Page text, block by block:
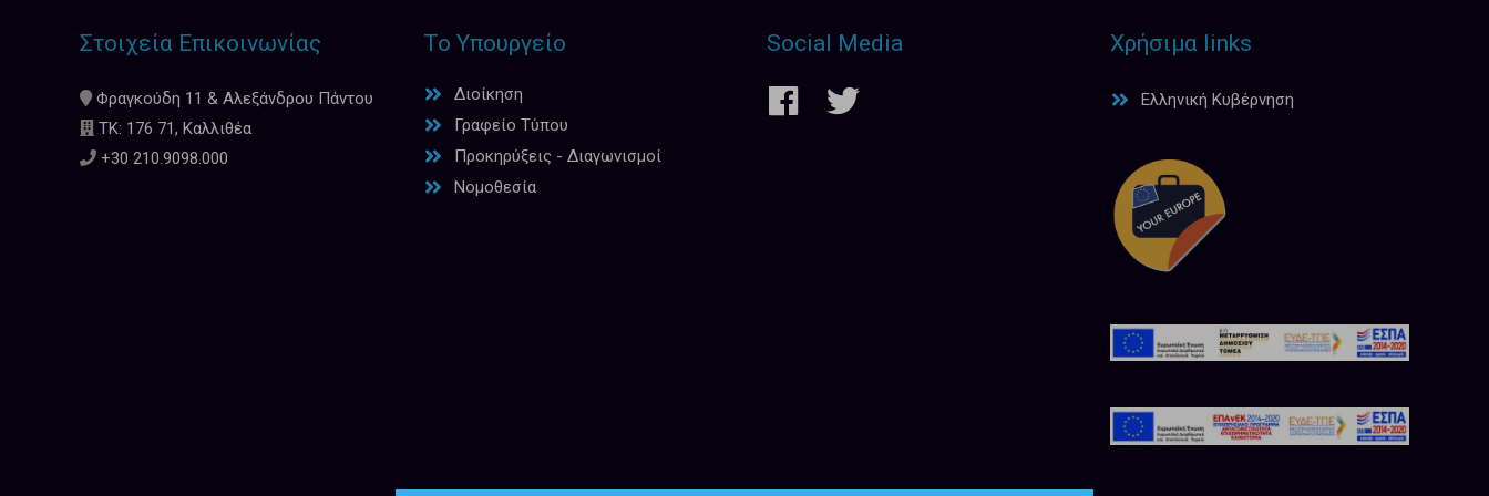
Στοιχεία Επικοινωνίας
Φραγκούδη 11 & Αλεξάνδρου Πάντου
ΤΚ: 176 71, Καλλιθέα
+30 210.9098.000
Το Υπουργείο
Διοίκηση
Γραφείο Τύπου
Προκηρύξεις - Διαγωνισμοί
Νομοθεσία
Social Media Χρήσιμα links
Ελληνική Κυβέρνηση